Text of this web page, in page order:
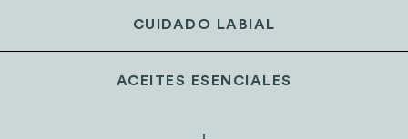
CUIDADO LABIAL
ACEITES ESENCIALES